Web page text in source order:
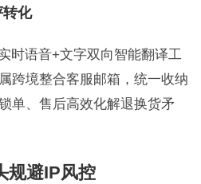
转化
时语音+文字双向智能翻译工
跨境整合客服邮箱，统一收纳
单、售后高效化解退换货矛
规避IP风控